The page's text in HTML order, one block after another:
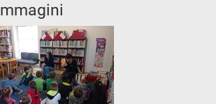
Immagini